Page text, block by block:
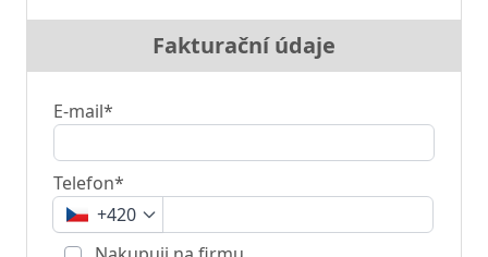
Fakturační údaje
E-mail*
Telefon*
+420